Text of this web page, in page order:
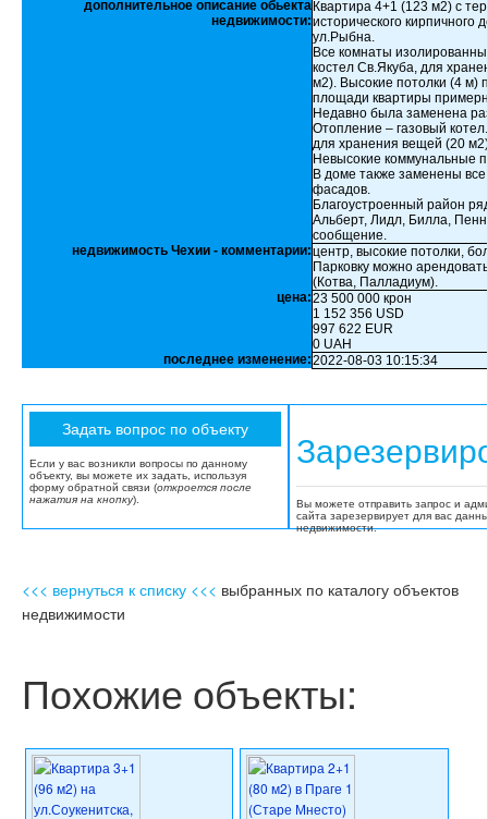
дополнительное описание обьекта
недвижимости:
Квартира 4+1 (123 м2) с
исторического
ул.Рыбна.
Все комнаты
костел Св.Якуба, для
м2). Высокие потолки (4 м)
площади квартиры
Недавно была заменена
Отопление – газовый
для хранения вещей (20
Невысокие коммунальные
В доме также заменены
фасадов.
Благоустроенный район
Альберт, Лидл, Билла,
сообщение.
недвижимость Чехии - комментарии:центр, высокие потолки,
Парковку можно
(Котва, Палладиум).
цена:23 500 000 крон
1 152 356 USD
997 622 EUR
0 UAH
последнее изменение:2022-08-03 10:15:34
Если у вас возникли вопросы по данному
объекту, вы можете их задать, используя
форму обратной связи (откроется после
нажатия на кнопку).
Вы можете отправить запрос и
сайта зарезервирует для вас
недвижимости.
<<< вернуться к списку <<< выбранных по каталогу объектов
недвижимости
Похожие объекты: